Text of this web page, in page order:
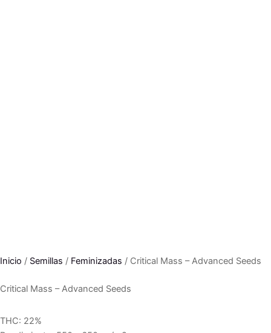
Inicio / Semillas / Feminizadas / Critical Mass – Advanced Seeds
Critical Mass – Advanced Seeds
THC: 22%